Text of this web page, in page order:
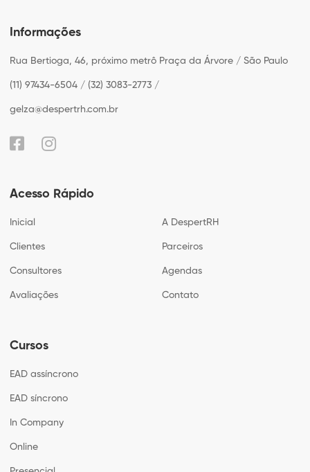
Informações
Rua Bertioga, 46, próximo metrô Praça da Árvore / São Paulo
(11) 97434-6504 / (32) 3083-2773 /
gelza@despertrh.com.br
Acesso Rápido
Inicial A DespertRH
Clientes Parceiros
Consultores Agendas
Avaliações Contato
Cursos
EAD assíncrono
EAD síncrono
In Company
Online